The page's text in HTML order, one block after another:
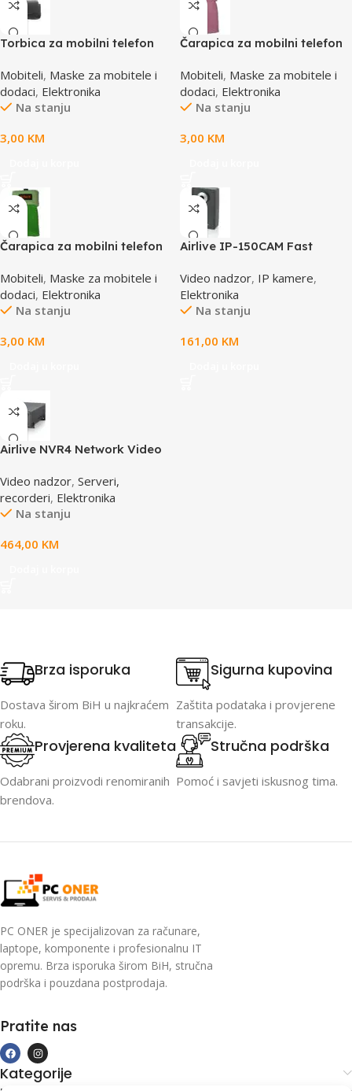
Torbica za mobilni telefon
Mobiteli, Maske za mobitele i
dodaci, Elektronika
Na stanju
3,00 KM
Čarapica za mobilni telefon
65x100mm
Mobiteli, Maske za mobitele i
dodaci, Elektronika
Na stanju
3,00 KM
Čarapica za mobilni telefon
65x100mm
Mobiteli, Maske za mobitele i
dodaci, Elektronika
Na stanju
3,00 KM
Airlive IP-150CAM Fast
camera
Video nadzor, IP kamere,
Elektronika
Na stanju
161,00 KM
Airlive NVR4 Network Video
Video nadzor, Serveri,
recorderi, Elektronika
Na stanju
464,00 KM
Brza isporuka
Dostava širom BiH u najkraćem
roku.
Sigurna kupovina
Zaštita podataka i provjerene
transakcije.
Provjerena kvaliteta
Odabrani proizvodi renomiranih
brendova.
Stručna podrška
Pomoć i savjeti iskusnog tima.
PC ONER je specijalizovan za računare,
laptope, komponente i profesionalnu IT
opremu. Brza isporuka širom BiH, stručna
podrška i pouzdana postprodaja.
Pratite nas
Kategorije